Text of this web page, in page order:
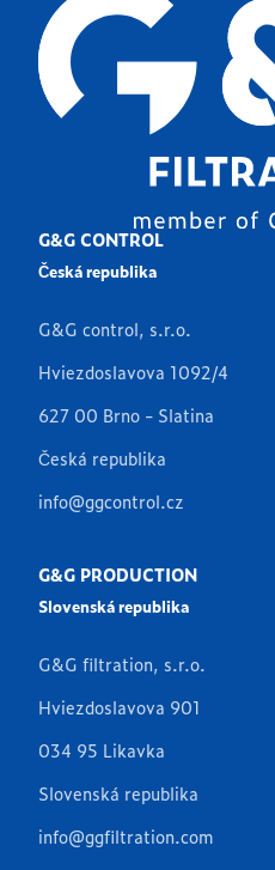
G&G CONTROL
Česká republika
G&G control, s.r.o.
Hviezdoslavova 1092/4
627 00 Brno - Slatina
Česká republika
info@ggcontrol.cz
G&G PRODUCTION
Slovenská republika
G&G filtration, s.r.o.
Hviezdoslavova 901
034 95 Likavka
Slovenská republika
info@ggfiltration.com